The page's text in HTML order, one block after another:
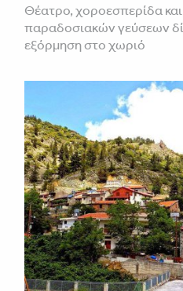
Θέατρο, χοροεσπερίδα
παραδοσιακών γεύσεων
εξόρμηση στο χωριό